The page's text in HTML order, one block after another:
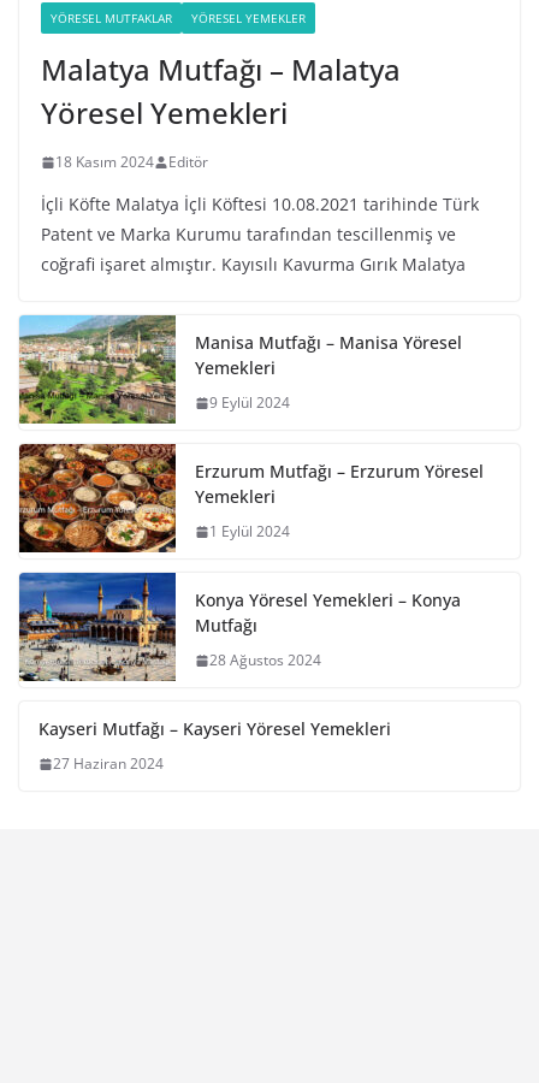
YÖRESEL MUTFAKLAR YÖRESEL YEMEKLER
Malatya Mutfağı – Malatya
Yöresel Yemekleri
18 Kasım 2024 Editör
İçli Köfte Malatya İçli Köftesi 10.08.2021 tarihinde Türk
Patent ve Marka Kurumu tarafından tescillenmiş ve
coğrafi işaret almıştır. Kayısılı Kavurma Gırık Malatya
Manisa Mutfağı – Manisa Yöresel
Yemekleri
9 Eylül 2024
Erzurum Mutfağı – Erzurum Yöresel
Yemekleri
1 Eylül 2024
Konya Yöresel Yemekleri – Konya
Mutfağı
28 Ağustos 2024
Kayseri Mutfağı – Kayseri Yöresel Yemekleri
27 Haziran 2024